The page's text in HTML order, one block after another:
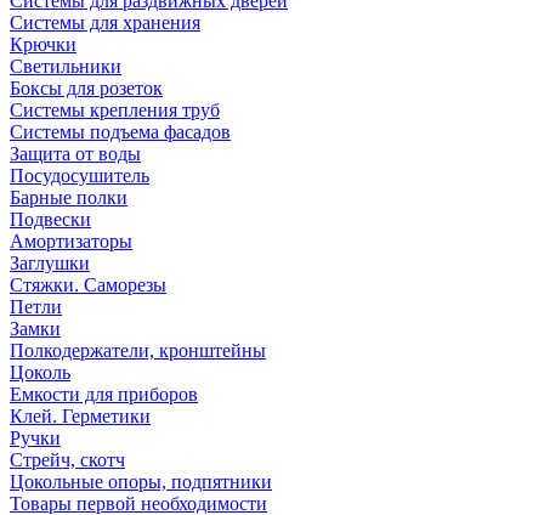
Системы для хранения
Крючки
Светильники
Боксы для розеток
Системы крепления труб
Системы подъема фасадов
Защита от воды
Посудосушитель
Барные полки
Подвески
Амортизаторы
Заглушки
Стяжки. Саморезы
Петли
Замки
Полкодержатели, кронштейны
Цоколь
Емкости для приборов
Клей. Герметики
Ручки
Стрейч, скотч
Цокольные опоры, подпятники
Товары первой необходимости